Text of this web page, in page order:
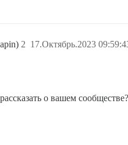
17.Октябрь.2023
2
о вашем